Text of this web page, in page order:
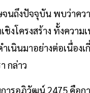
นถึงปัจจุบัน พบว่าคว
โครงสร้าง ทั้งความ
นินมาอย่างต่อเนื่อง
กล่าว
ารอภิวัฒน์ 2475 คือ